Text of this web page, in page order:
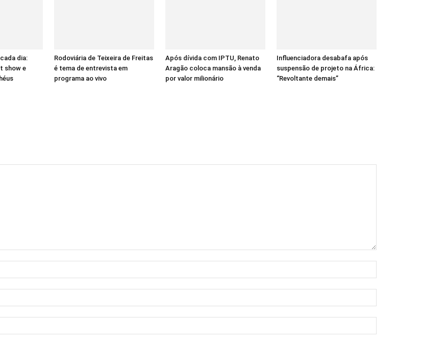
dia:
show e
Rodoviária de Teixeira de Freitas
é tema de entrevista em
programa ao vivo
Após dívida com IPTU, Renato
Aragão coloca mansão à venda
por valor milionário
Influenciadora desabafa após
suspensão de projeto na África:
“Revoltante demais”